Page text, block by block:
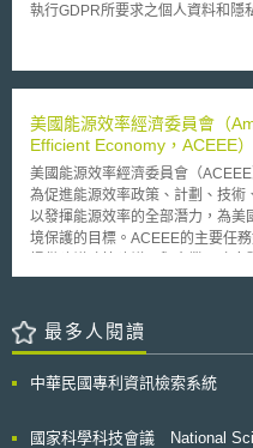
執行GDPR所要求之個人資料和隱
美國能源效率經濟委員會（
Efficient Economy，ACEEE）
美國能源效率經濟委員會（
為促進能源效率政策、計劃、技
以發揮能源效率的全部潛力，為
境保護的目標。ACEEE的主要任
開會議和研討會，與能源效率的
文、活動和教育推廣，使消費者和
最多人閱讀
中華民國專利資訊檢索系統
國家科學科技會議 National